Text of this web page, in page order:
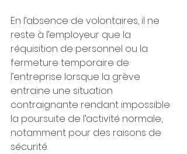
En l’absence de volontaires, il ne
reste à l’employeur que la
réquisition de personnel ou la
fermeture temporaire de
l’entreprise lorsque la grève
entraine une situation
contraignante rendant impossible
la poursuite de l’activité normale,
notamment pour des raisons de
sécurité.